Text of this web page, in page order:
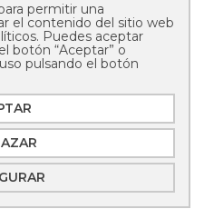
Mallorca
permitir una
el contenido del sitio web
Puedes aceptar
botón “Aceptar” o
pulsando el botón